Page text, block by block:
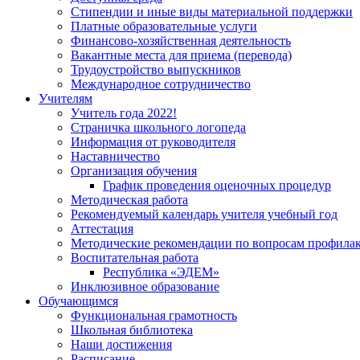
Стипендии и иные виды материальной поддержки
Платные образовательные услуги
Финансово-хозяйственная деятельность
Вакантные места для приема (перевода)
Трудоустройство выпускников
Международное сотрудничество
Учителям
Учитель года 2022!
Страничка школьного логопеда
Информация от руководителя
Наставничество
Организация обучения
График проведения оценочных процедур
Методическая работа
Рекомендуемый календарь учителя учебный год
Аттестация
Методические рекомендации по вопросам
Воспитательная работа
Республика «ЭДЕМ»
Инклюзивное образование
Обучающимся
Функциональная грамотность
Школьная библиотека
Наши достижения